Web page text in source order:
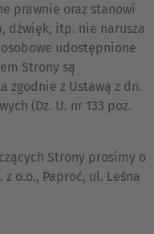
prawnie oraz stanowi
dźwięk, itp. nie narusza
udostępnione
Strony są
zgodnie z Ustawą z dn.
(Dz. U. nr 133 poz.
Strony prosimy o
z o.o., Paproć, ul. Leśna